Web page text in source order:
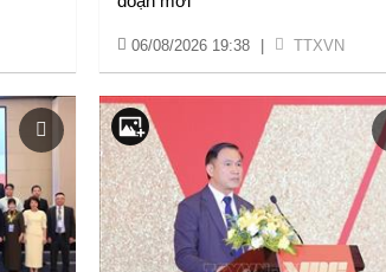
06/08/2026 19:38 TTXVN